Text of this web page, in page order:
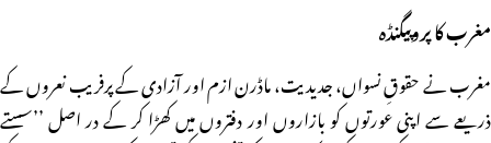
مغرب کا پروپیگنڈہ
مغرب نے حقوقِ نسواں، جدیدیت، ماڈرن ازم اور آزادی کے پرفریب نعروں کے
ذریعے سے اپنی عورتوں کو بازاروں اور دفتروں میں کھڑا کر کے در اصل ’’سستے